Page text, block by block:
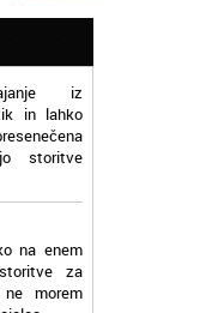
iz
in lahko
storitve
na enem
za
morem